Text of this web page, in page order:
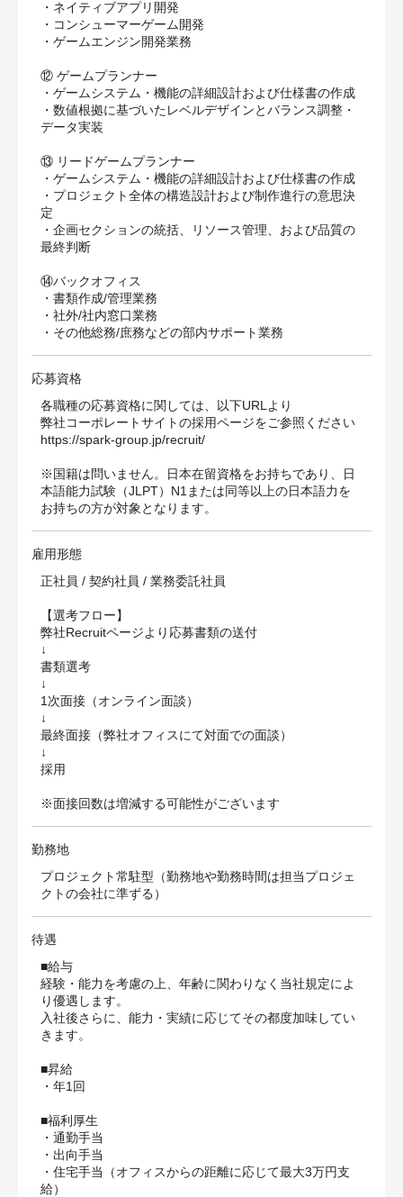
・ネイティブアプリ開発
・コンシューマーゲーム開発
・ゲームエンジン開発業務
⑫ ゲームプランナー
・ゲームシステム・機能の詳細設計および仕様書の作成
・数値根拠に基づいたレベルデザインとバランス調整・
データ実装
⑬ リードゲームプランナー
・ゲームシステム・機能の詳細設計および仕様書の作成
・プロジェクト全体の構造設計および制作進行の意思決
定
・企画セクションの統括、リソース管理、および品質の
最終判断
⑭バックオフィス
・書類作成/管理業務
・社外/社内窓口業務
・その他総務/庶務などの部内サポート業務
応募資格
各職種の応募資格に関しては、以下URLより
弊社コーポレートサイトの採用ページをご参照ください
https://spark-group.jp/recruit/
※国籍は問いません。日本在留資格をお持ちであり、日
本語能力試験（JLPT）N1または同等以上の日本語力を
お持ちの方が対象となります。
雇用形態
正社員 / 契約社員 / 業務委託社員
【選考フロー】
弊社Recruitページより応募書類の送付
↓
書類選考
↓
1次面接（オンライン面談）
↓
最終面接（弊社オフィスにて対面での面談）
↓
採用
※面接回数は増減する可能性がございます
勤務地
プロジェクト常駐型（勤務地や勤務時間は担当プロジェ
クトの会社に準ずる）
待遇
■給与
経験・能力を考慮の上、年齢に関わりなく当社規定によ
り優遇します。
入社後さらに、能力・実績に応じてその都度加味してい
きます。
■昇給
・年1回
■福利厚生
・通勤手当
・出向手当
・住宅手当（オフィスからの距離に応じて最大3万円支
給）